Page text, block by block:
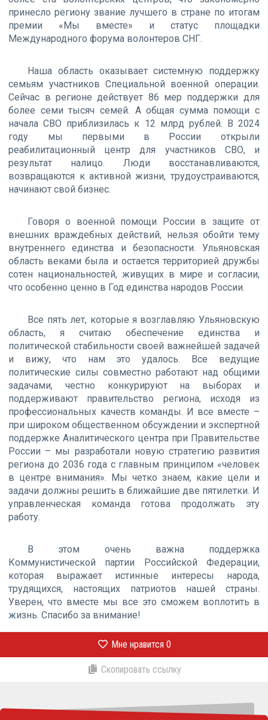
принесло региону звание лучшего в стране по итогам
премии «Мы вместе» и статус площадки
Международного форума волонтеров СНГ.
Наша область оказывает системную поддержку
семьям участников Специальной военной операции.
Сейчас в регионе действует 86 мер поддержки для
более семи тысяч семей. А общая сумма помощи с
начала СВО приблизилась к 12 млрд рублей. В 2024
году мы первыми в России открыли
реабилитационный центр для участников СВО, и
результат налицо. Люди восстанавливаются,
возвращаются к активной жизни, трудоустраиваются,
начинают свой бизнес.
Говоря о военной помощи России в защите от
внешних враждебных действий, нельзя обойти тему
внутреннего единства и безопасности. Ульяновская
область веками была и остается территорией дружбы
сотен национальностей, живущих в мире и согласии,
что особенно ценно в Год единства народов России.
Все пять лет, которые я возглавляю Ульяновскую
область, я считаю обеспечение единства и
политической стабильности своей важнейшей задачей
и вижу, что нам это удалось. Все ведущие
политические силы совместно работают над общими
задачами, честно конкурируют на выборах и
поддерживают правительство региона, исходя из
профессиональных качеств команды. И все вместе –
при широком общественном обсуждении и экспертной
поддержке Аналитического центра при Правительстве
России – мы разработали новую стратегию развития
региона до 2036 года с главным принципом «человек
в центре внимания». Мы четко знаем, какие цели и
задачи должны решить в ближайшие две пятилетки. И
управленческая команда готова продолжать эту
работу.
В этом очень важна поддержка
Коммунистической партии Российской Федерации,
которая выражает истинные интересы народа,
трудящихся, настоящих патриотов нашей страны.
Уверен, что вместе мы все это сможем воплотить в
жизнь. Спасибо за внимание!
Мне нравится 0
Скопировать ссылку